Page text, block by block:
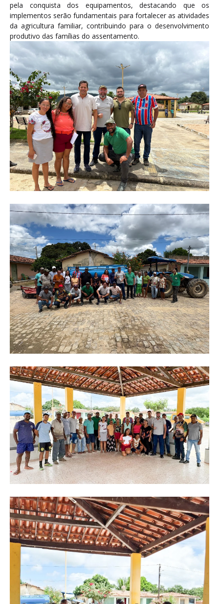
pela conquista dos equipamentos, destacando que os
implementos serão fundamentais para fortalecer as atividades
da agricultura familiar, contribuindo para o desenvolvimento
produtivo das famílias do assentamento.